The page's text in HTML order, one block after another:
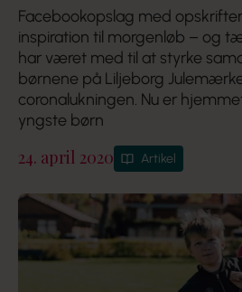
Facebookopslag med
inspiration til morgenløb – og
har været med til at styrke
børnene på Liljeborg
coronalukningen. Nu er
yngste børn
24. april 2020 Artikel